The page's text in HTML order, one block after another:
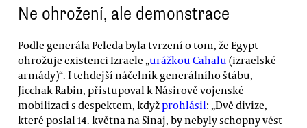
Ne ohrožení, ale demonstrace
Podle generála Peleda byla tvrzení o tom, že Egypt
ohrožuje existenci Izraele „urážkou Cahalu (izraelské
armády)“. I tehdejší náčelník generálního štábu,
Jicchak Rabin, přistupoval k Násirově vojenské
mobilizaci s despektem, kdyžprohlásil: „Dvě divize,
které poslal 14. května na Sinaj, by nebyly schopny vést